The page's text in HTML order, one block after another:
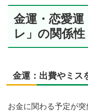
金運・恋愛
レ」の関係性
金運：出費やミス
お金に関わる予定が